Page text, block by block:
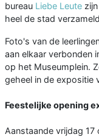
bureau Liebe Leute
heel de stad
Foto's van de
aan elkaar verbonden
op het Museumplein.
geheel in de expositie
Feestelijke opening
Aanstaande vrijdag